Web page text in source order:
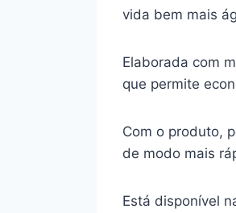
vida bem mais
Elaborada com
que permite
Com o produto,
de modo mais
Está disponível